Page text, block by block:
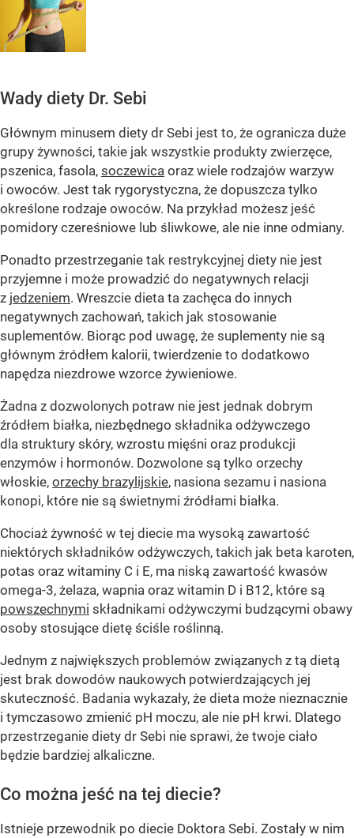
Wady diety Dr. Sebi
Głównym minusem diety dr Sebi jest to, że ogranicza duże
grupy żywności, takie jak wszystkie produkty zwierzęce,
pszenica, fasola, soczewica oraz wiele rodzajów warzyw
i owoców. Jest tak rygorystyczna, że dopuszcza tylko
określone rodzaje owoców. Na przykład możesz jeść
pomidory czereśniowe lub śliwkowe, ale nie inne odmiany.
Ponadto przestrzeganie tak restrykcyjnej diety nie jest
przyjemne i może prowadzić do negatywnych relacji
z jedzeniem. Wreszcie dieta ta zachęca do innych
negatywnych zachowań, takich jak stosowanie
suplementów. Biorąc pod uwagę, że suplementy nie są
głównym źródłem kalorii, twierdzenie to dodatkowo
napędza niezdrowe wzorce żywieniowe.
Żadna z dozwolonych potraw nie jest jednak dobrym
źródłem białka, niezbędnego składnika odżywczego
dla struktury skóry, wzrostu mięśni oraz produkcji
enzymów i hormonów. Dozwolone są tylko orzechy
włoskie, orzechy brazylijskie, nasiona sezamu i nasiona
konopi, które nie są świetnymi źródłami białka.
Chociaż żywność w tej diecie ma wysoką zawartość
niektórych składników odżywczych, takich jak beta karoten,
potas oraz witaminy C i E, ma niską zawartość kwasów
omega-3, żelaza, wapnia oraz witamin D i B12, które są
powszechnymi składnikami odżywczymi budzącymi obawy
osoby stosujące dietę ściśle roślinną.
Jednym z największych problemów związanych z tą dietą
jest brak dowodów naukowych potwierdzających jej
skuteczność. Badania wykazały, że dieta może nieznacznie
i tymczasowo zmienić pH moczu, ale nie pH krwi. Dlatego
przestrzeganie diety dr Sebi nie sprawi, że twoje ciało
będzie bardziej alkaliczne.
Co można jeść na tej diecie?
Istnieje przewodnik po diecie Doktora Sebi. Zostały w nim